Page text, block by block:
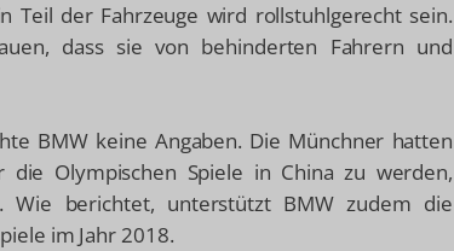
Teil der Fahrzeuge wird rollstuhlgerecht sein.
dass sie von behinderten Fahrern und
BMW keine Angaben. Die Münchner hatten
Olympischen Spiele in China zu werden,
Wie berichtet, unterstützt BMW zudem die
im Jahr 2018.